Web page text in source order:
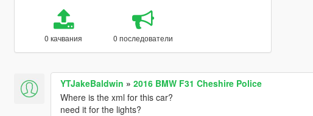
0 качвания 0 последователи
YTJakeBaldwin » 2016 BMW F31 Cheshire Police
Where is the xml for this car?
need it for the lights?